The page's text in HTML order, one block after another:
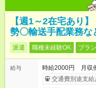
【週1～2在宅あり
勢〇輸送手配業務な
派遣 職種未経験OK ブラ
給与
時給2000円 月収
交通費別途支給